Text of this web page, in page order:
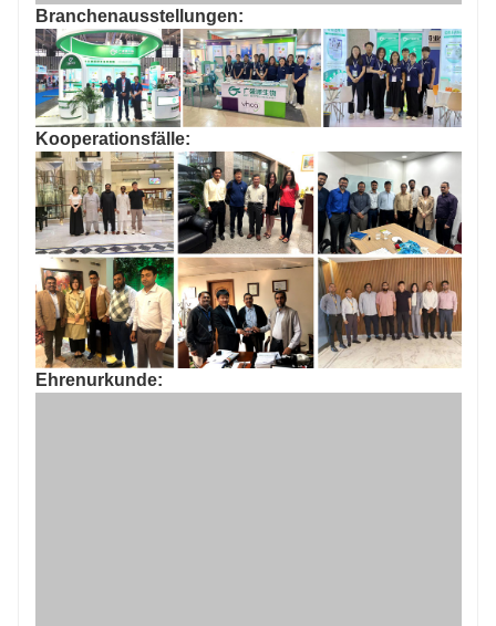
Branchenausstellungen:
Kooperationsfälle:
Ehrenurkunde: